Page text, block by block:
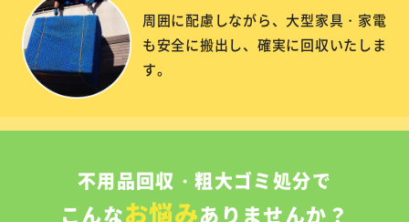
周囲に配慮しながら、大型家具・家電
も安全に搬出し、確実に回収いたしま
す。
不用品回収・粗大ゴミ処分で
こんなお悩みありませんか？